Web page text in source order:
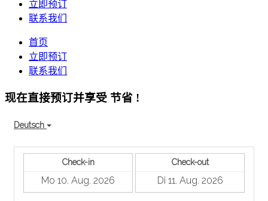
立即预订
联系我们
首页
立即预订
联系我们
现在直接预订并享受 节省 !